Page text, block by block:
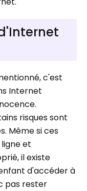
c'est
Internet
risques sont
Même si ces
et
il existe
d'accéder à
pas rester